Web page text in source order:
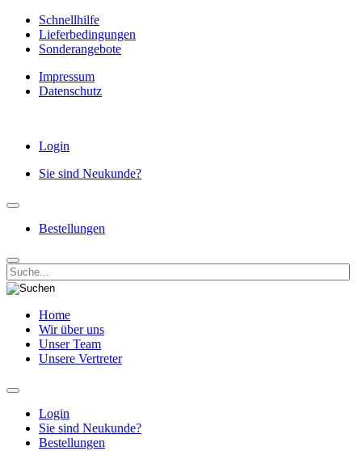
Schnellhilfe
Lieferbedingungen
Sonderangebote
Impressum
Datenschutz
Login
Sie sind Neukunde?
Bestellungen
Home
Wir über uns
Unser Team
Unsere Vertreter
Login
Sie sind Neukunde?
Bestellungen